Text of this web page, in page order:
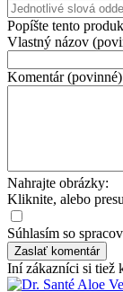
Popíšte tento
Vlastný názov
Komentár
Nahrajte obrázky:
Kliknite, alebo
Súhlasím so
Iní zákazníci si tiež